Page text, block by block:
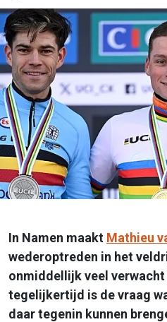
In Namen maakt Mathieu
wederoptreden in het
onmiddellijk veel verwacht
tegelijkertijd is de vraag
daar tegenin kunnen